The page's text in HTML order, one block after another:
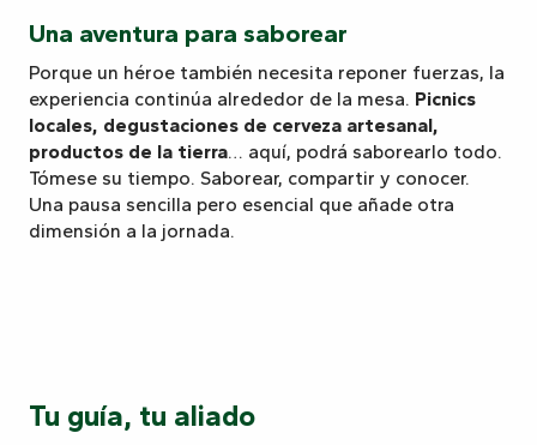
Una aventura para saborear
Porque un héroe también necesita reponer fuerzas, la
experiencia continúa alrededor de la mesa. Picnics
locales, degustaciones de cerveza artesanal,
productos de la tierra… aquí, podrá saborearlo todo.
Tómese su tiempo. Saborear, compartir y conocer.
Una pausa sencilla pero esencial que añade otra
dimensión a la jornada.
Tu guía, tu aliado